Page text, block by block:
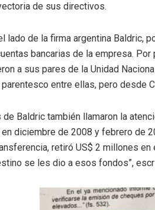
de sus directivos.
lado de la firma argentina Baldric,
bancarias de la empresa.
a sus pares de la Unidad
entre ellas, pero desde
Baldric también llamaron la
diciembre de 2008 y febrero de
retiró US$ 2 millones
se les dio a esos fondos”,